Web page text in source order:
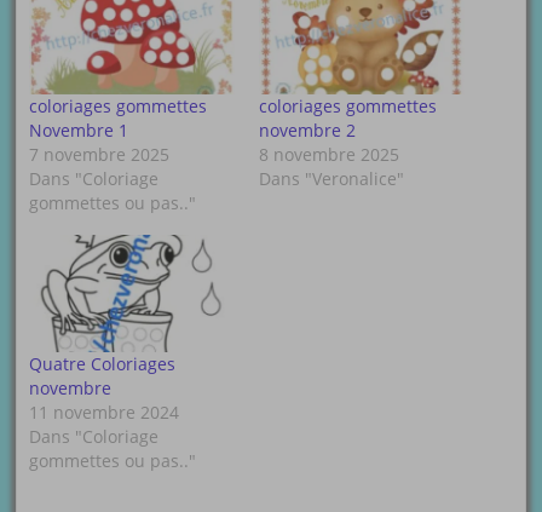
coloriages gommettes
Novembre 1
7 novembre 2025
Dans "Coloriage
gommettes ou pas.."
coloriages gommettes
novembre 2
8 novembre 2025
Dans "Veronalice"
Quatre Coloriages
novembre
11 novembre 2024
Dans "Coloriage
gommettes ou pas.."